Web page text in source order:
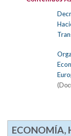
ECONOMÍA,